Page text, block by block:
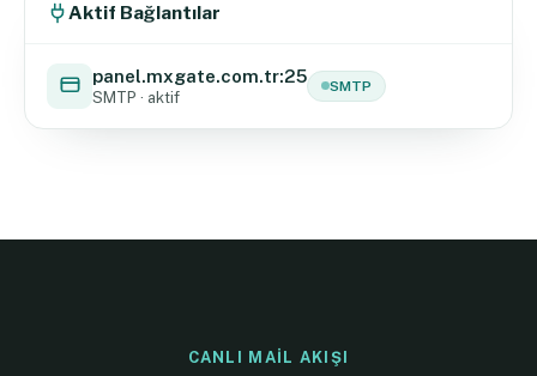
Aktif Bağlantılar
panel.mxgate.com.tr:25
SMTP · aktif
SMTP
CANLI MAIL AKIŞI